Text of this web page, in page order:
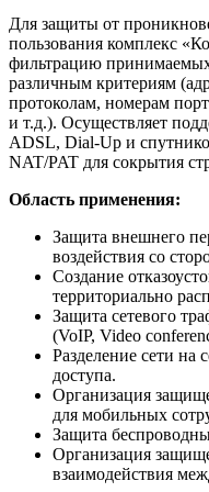
Для защиты от
пользования комплекс
фильтрацию
различным критериям
протоколам, номерам
и т.д.). Осуществляет
ADSL, Dial-Up и
NAT/PAT для сокрытия
Область применения:
Защита внешнего
воздействия со
Создание
территориально
Защита сетевого
(VoIP, Video
Разделение сети на
доступа.
Организация
для мобильных
Защита
Организация
взаимодействия